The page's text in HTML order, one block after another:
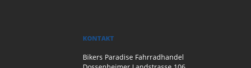
KONTAKT
Bikers Paradise Fahrradhandel